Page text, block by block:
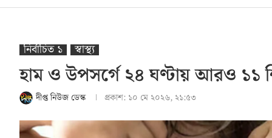
নির্বাচিত ১ স্বাস্থ‍্য
হাম ও উপসর্গে ২৪ ঘণ্টায় আরও ১১
দীপ্ত নিউজ ডেস্ক প্রকাশ: ১০ মে ২০২৬, ২১:৫৩